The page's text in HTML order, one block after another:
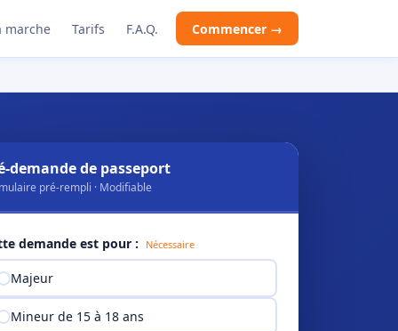
marche Tarifs F.A.Q. Commencer →
demande de passeport
pré-rempli · Modifiable
demande est pour : Nécessaire
Majeur
Mineur de 15 à 18 ans